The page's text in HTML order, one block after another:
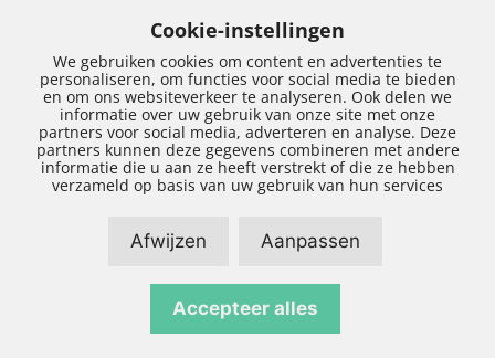
Algemene voorwaarden|Klachtenregeling|
Sitemap| Realisatie door:
Cookie-instellingen
We gebruiken cookies om content en advertenties te
personaliseren, om functies voor social media te bieden
en om ons websiteverkeer te analyseren. Ook delen we
informatie over uw gebruik van onze site met onze
partners voor social media, adverteren en analyse. Deze
partners kunnen deze gegevens combineren met andere
informatie die u aan ze heeft verstrekt of die ze hebben
verzameld op basis van uw gebruik van hun services
Afwijzen Aanpassen
Accepteer alles